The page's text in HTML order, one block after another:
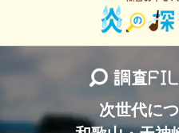
次世代に